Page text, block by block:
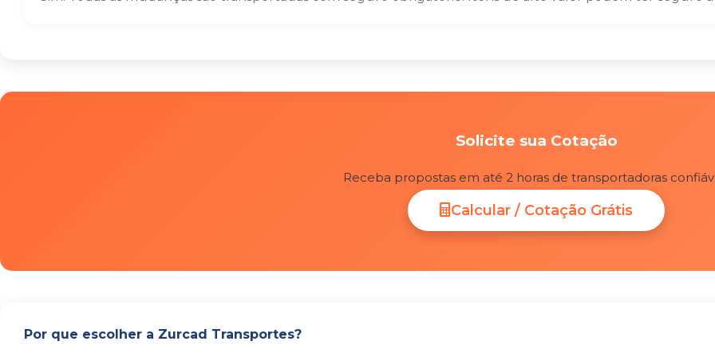
Solicite sua Cotação
Receba propostas em até 2 horas de transportadoras
Calcular / Cotação Grátis
Por que escolher a Zurcad Transportes?